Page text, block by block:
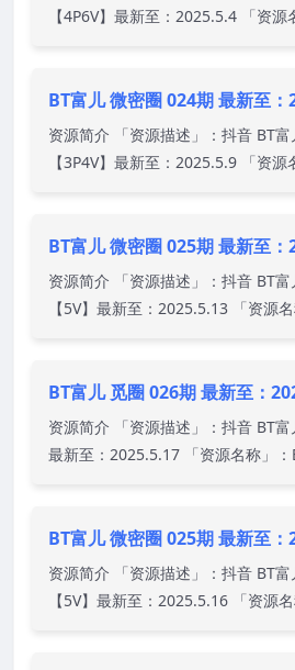
【4P6V】最新至：2025.5.4 「资源
BT富儿 微密圈 024期 最新至
资源简介 「资源描述」：抖音 BT
【3P4V】最新至：2025.5.9 「资源
BT富儿 微密圈 025期 最新至
资源简介 「资源描述」：抖音 BT
【5V】最新至：2025.5.13 「资源
BT富儿 觅圈 026期 最新至：
资源简介 「资源描述」：抖音 BT富
最新至：2025.5.17 「资源名称」：
BT富儿 微密圈 025期 最新至
资源简介 「资源描述」：抖音 BT
【5V】最新至：2025.5.16 「资源